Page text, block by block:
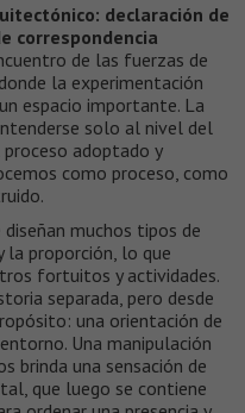
declaración de
correspondencia
de las fuerzas de
la experimentación
espacio importante. La
solo al nivel del
adoptado y
como proceso, como
muchos tipos de
la proporción, lo que
fortuitos y actividades.
separada, pero desde
una orientación de
Una manipulación
brinda una sensación de
que luego se contiene